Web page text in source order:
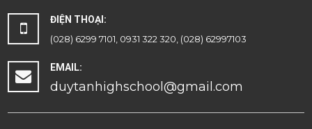
ĐIỆN THOẠI:
(028) 6299 7101, 0931 322 320, (028) 62997103
EMAIL:
duytanhighschool@gmail.com